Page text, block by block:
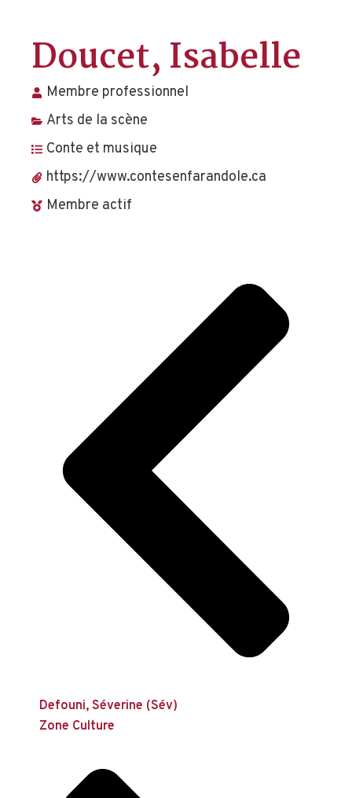
Doucet, Isabelle
Membre professionnel
Arts de la scène
Conte et musique
https://www.contesenfarandole.ca
Membre actif
Defouni, Séverine (Sév)
Zone Culture